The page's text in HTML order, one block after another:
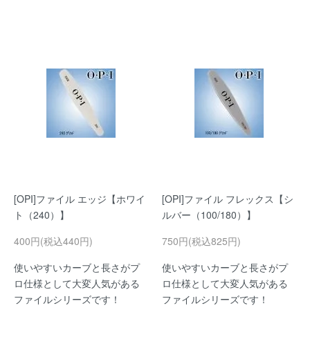
[OPI]ファイル エッジ【ホワイ
ト（240）】
400円(税込440円)
使いやすいカーブと長さがプ
ロ仕様として大変人気がある
ファイルシリーズです！
[OPI]ファイル フレックス【シ
ルバー（100/180）】
750円(税込825円)
使いやすいカーブと長さがプ
ロ仕様として大変人気がある
ファイルシリーズです！